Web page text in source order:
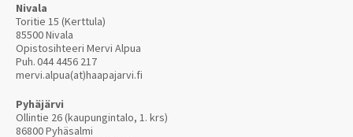
Nivala
Toritie 15 (Kerttula)
85500 Nivala
Opistosihteeri Mervi Alpua
Puh.044 4456 217
mervi.alpua(at)haapajarvi.fi
Pyhäjärvi
Ollintie 26 (kaupungintalo, 1. krs)
86800 Pyhäsalmi